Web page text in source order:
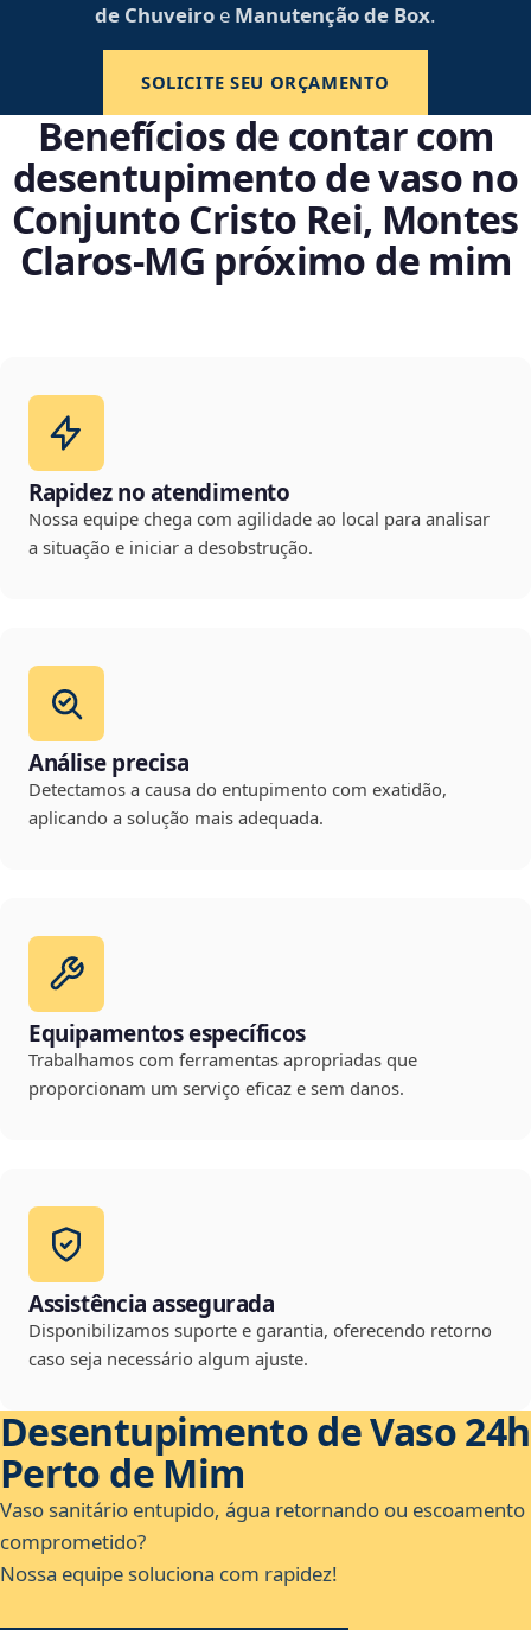
de Chuveiro e Manutenção de Box.
SOLICITE SEU ORÇAMENTO
Benefícios de contar com
desentupimento de vaso no
Conjunto Cristo Rei, Montes
Claros‑MG próximo de mim
Rapidez no atendimento
Nossa equipe chega com agilidade ao local para analisar
a situação e iniciar a desobstrução.
Análise precisa
Detectamos a causa do entupimento com exatidão,
aplicando a solução mais adequada.
Equipamentos específicos
Trabalhamos com ferramentas apropriadas que
proporcionam um serviço eficaz e sem danos.
Assistência assegurada
Disponibilizamos suporte e garantia, oferecendo retorno
caso seja necessário algum ajuste.
Desentupimento de Vaso 24h
Perto de Mim
Vaso sanitário entupido, água retornando ou escoamento
comprometido?
Nossa equipe soluciona com rapidez!